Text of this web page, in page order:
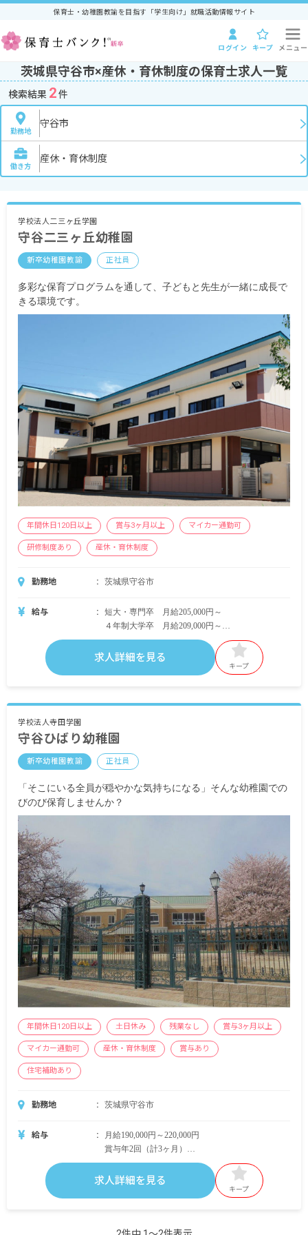
保育士・幼稚園教諭を目指す「学生向け」就職活動情報サイト
ログイン キープ メニュー
茨城県守谷市×産休・育休制度の保育士求人一覧
検索結果 2件
勤務地
守谷市
働き方
産休・育休制度
学校法人二三ヶ丘学園
守谷二三ヶ丘幼稚園
新卒幼稚園教諭 正社員
多彩な保育プログラムを通して、子どもと先生が一緒に成長で
きる環境です。
年間休日120日以上 賞与3ヶ月以上 マイカー通勤可
研修制度あり 産休・育休制度
勤務地 茨城県守谷市
給与
短大・専門卒 月給205,000円～
４年制大学卒 月給209,000円～
ともに
求人詳細を見る
キープ
学校法人寺田学園
守谷ひばり幼稚園
新卒幼稚園教諭 正社員
「そこにいる全員が穏やかな気持ちになる」そんな幼稚園での
びのび保育しませんか？
年間休日120日以上 土日休み 残業なし 賞与3ヶ月以上
マイカー通勤可 産休・育休制度 賞与あり
住宅補助あり
勤務地 茨城県守谷市
給与
月給190,000円～220,000円
賞与年2回（計3ヶ月）
昇給あり
求人詳細を見る
キープ